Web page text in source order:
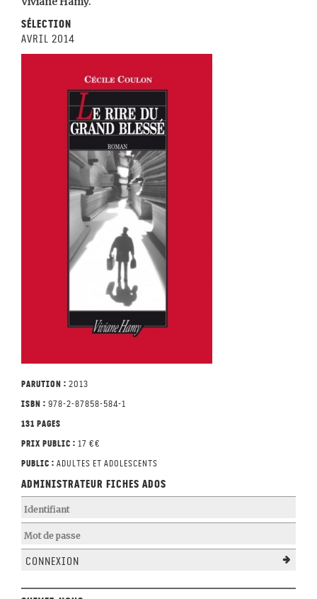
Sélection
avril 2014
Parution : 2013
ISBN : 978-2-87858-584-1
131 pages
Prix public : 17 €€
Public : adultes et adolescents
Administrateur Fiches Ados
Connexion